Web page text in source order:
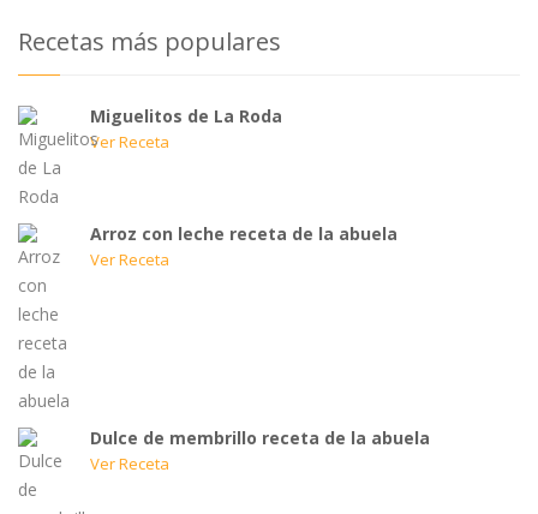
Recetas más populares
Miguelitos de La Roda
Ver Receta
Arroz con leche receta de la abuela
Ver Receta
Dulce de membrillo receta de la abuela
Ver Receta